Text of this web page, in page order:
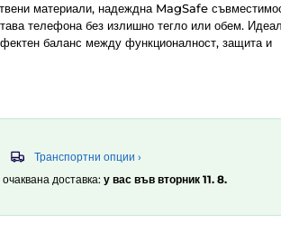
материали, надеждна MagSafe
телефона без излишно тегло или обем.
баланс между функционалност, защита и
Транспортни опции ›
доставка: у вас във вторник 11. 8.